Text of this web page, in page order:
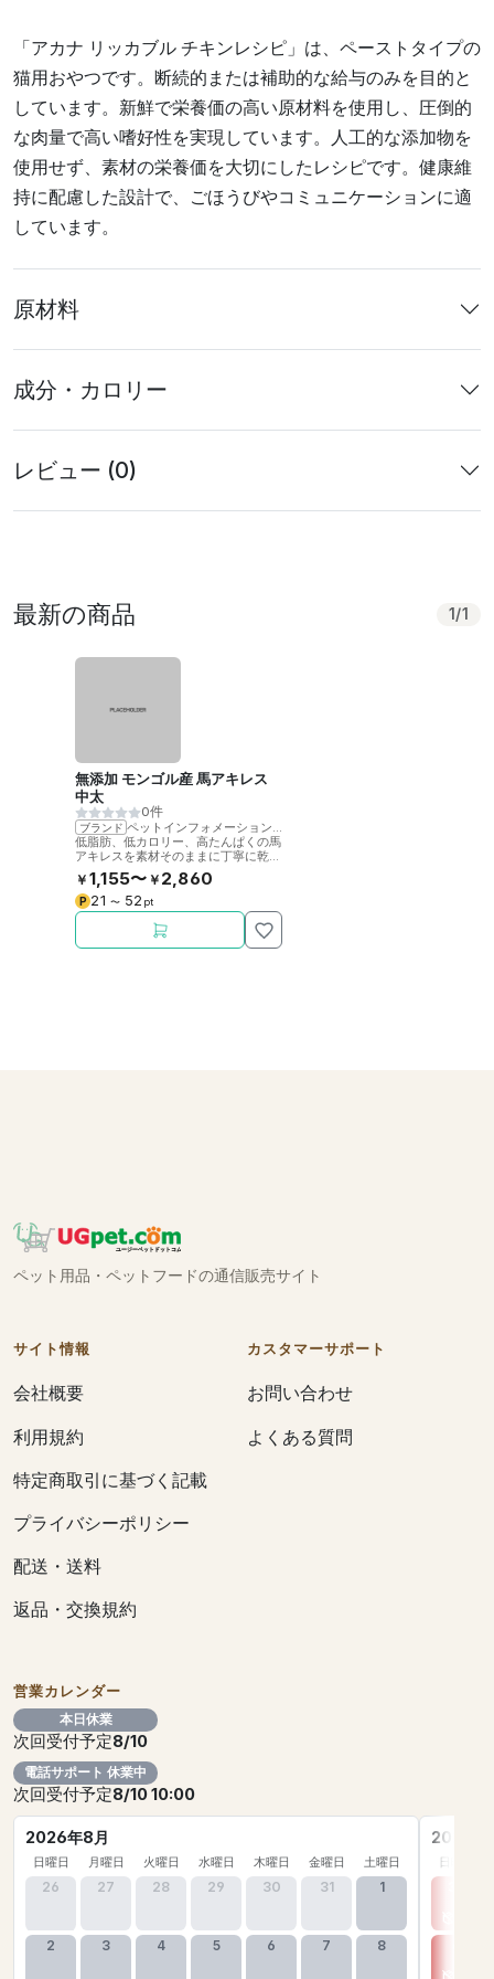
「アカナ リッカブル チキンレシピ」は、ペーストタイプの
猫用おやつです。断続的または補助的な給与のみを目的と
しています。新鮮で栄養価の高い原材料を使用し、圧倒的
な肉量で高い嗜好性を実現しています。人工的な添加物を
使用せず、素材の栄養価を大切にしたレシピです。健康維
持に配慮した設計で、ごほうびやコミュニケーションに適
しています。
原材料
成分・カロリー
レビュー (0)
最新の商品 1/1
無添加 モンゴル産 馬アキレス
中太
0件
ブランド
ペットインフォメーションラック
低脂肪、低カロリー、高たんぱくの馬
アキレスを素材そのままに丁寧に乾燥
させました。噛むことで歯の健康をサ
ポート。
￥ 1,155〜 ￥ 2,860
P 21 〜 52 pt
ペット用品・ペットフードの通信販売サイト
サイト情報
会社概要
利用規約
特定商取引に基づく記載
プライバシーポリシー
配送・送料
返品・交換規約
カスタマーサポート
お問い合わせ
よくある質問
営業カレンダー
本日休業
次回受付予定8/10
電話サポート 休業中
次回受付予定8/10 10:00
2026年8月
日曜日 月曜日 火曜日 水曜日 木曜日 金曜日 土曜日
26 27 28 29 30 31 1
2 3 4 5 6 7 8
2026年
日曜日